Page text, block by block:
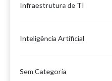
Infraestrutura de TI
Inteligência Artificial
Sem Categoria